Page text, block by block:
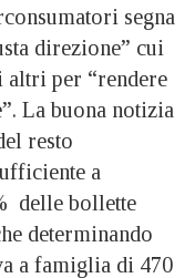
segna
direzione” cui
altri per “rendere
La buona notizia
resto
a
delle bollette
determinando
a famiglia di 470